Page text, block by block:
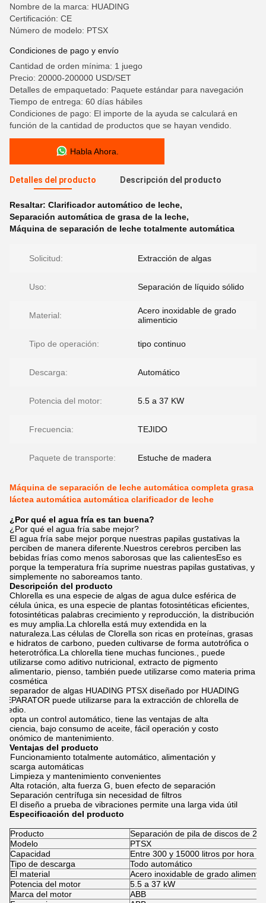
Nombre de la marca: HUADING
Certificación: CE
Número de modelo: PTSX
Condiciones de pago y envío
Cantidad de orden mínima: 1 juego
Precio: 20000-200000 USD/SET
Detalles de empaquetado: Paquete estándar para navegación
Tiempo de entrega: 60 días hábiles
Condiciones de pago: El importe de la ayuda se calculará en
función de la cantidad de productos que se hayan vendido.
Habla Ahora.
Detalles del producto Descripción del producto
Resaltar: Clarificador automático de leche,
Separación automática de grasa de la leche,
Máquina de separación de leche totalmente automática
Solicitud: Extracción de algas
Uso: Separación de líquido sólido
Material:
Acero inoxidable de grado
alimenticio
Tipo de operación: tipo continuo
Descarga: Automático
Potencia del motor: 5.5 a 37 KW
Frecuencia: TEJIDO
Paquete de transporte: Estuche de madera
Máquina de separación de leche automática completa grasa
láctea automática automática clarificador de leche
¿Por qué el agua fría es tan buena?
¿Por qué el agua fría sabe mejor?
El agua fría sabe mejor porque nuestras papilas gustativas la
perciben de manera diferente.Nuestros cerebros perciben las
bebidas frías como menos saborosas que las calientesEso es
porque la temperatura fría suprime nuestras papilas gustativas, y
simplemente no saboreamos tanto.
Descripción del producto
Chlorella es una especie de algas de agua dulce esférica de
célula única, es una especie de plantas fotosintéticas eficientes,
fotosintéticas palabras crecimiento y reproducción, la distribución
es muy amplia.La chlorella está muy extendida en la
naturaleza.Las células de Clorella son ricas en proteínas, grasas
e hidratos de carbono, pueden cultivarse de forma autotrófica o
heterotrófica.La chlorella tiene muchas funciones., puede
utilizarse como aditivo nutricional, extracto de pigmento
alimentario, pienso, también puede utilizarse como materia prima
cosmética
El separador de algas HUADING PTSX diseñado por HUADING
SEPARATOR puede utilizarse para la extracción de chlorella de
medio.
adopta un control automático, tiene las ventajas de alta
eficiencia, bajo consumo de aceite, fácil operación y costo
económico de mantenimiento.
Ventajas del producto
Funcionamiento totalmente automático, alimentación y
descarga automáticas
Limpieza y mantenimiento convenientes
Alta rotación, alta fuerza G, buen efecto de separación
Separación centrífuga sin necesidad de filtros
El diseño a prueba de vibraciones permite una larga vida útil
Especificación del producto
Producto
Separación de pila de discos de 2
Modelo
PTSX
Capacidad
Entre 300 y 15000 litros por hora
Tipo de descarga
Todo automático
El material
Acero inoxidable de grado
Potencia del motor
5.5 a 37 kW
Marca del motor
ABB